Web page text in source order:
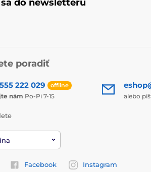
do newsletteru
poradiť
222 029 offline
nám Po-Pi 7-15 alebo
Facebook Instagram